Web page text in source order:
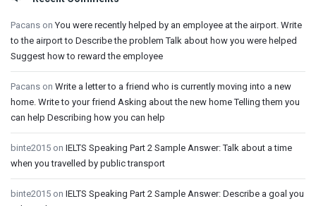
Pacans onYou were recently helped by an employee at the airport. Write
to the airport to Describe the problem Talk about how you were helped
Suggest how to reward the employee
Pacans on Write a letter to a friend who is currently moving into a new
home. Write to your friend Asking about the new home Telling them you
can help Describing how you can help
binte2015 on IELTS Speaking Part 2 Sample Answer: Talk about a time
when you travelled by public transport
binte2015 on IELTS Speaking Part 2 Sample Answer: Describe a goal you